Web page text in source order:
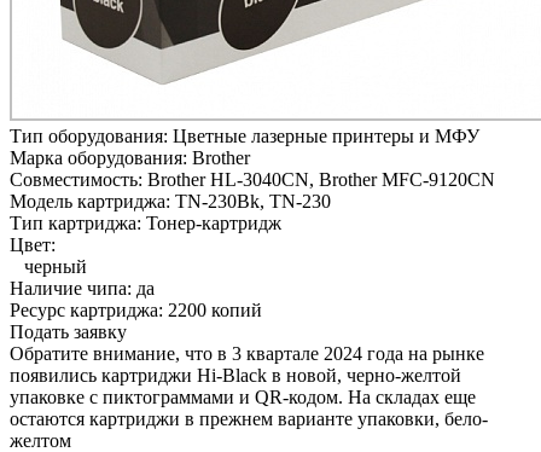
Тип оборудования: Цветные лазерные принтеры и МФУ
Марка оборудования: Brother
Совместимость: Brother HL-3040CN, Brother MFC-9120CN
Модель картриджа: TN-230Bk, TN-230
Тип картриджа: Тонер-картридж
Цвет:
черный
Наличие чипа: да
Ресурс картриджа: 2200 копий
Подать заявку
Обратите внимание, что в 3 квартале 2024 года на рынке
появились картриджи Hi-Black в новой, черно-желтой
упаковке с пиктограммами и QR-кодом. На складах еще
остаются картриджи в прежнем варианте упаковки, бело-
желтом